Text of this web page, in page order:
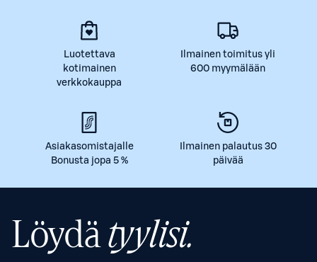
Luotettava
kotimainen
verkkokauppa
Ilmainen toimitus yli
600 myymälään
Asiakasomistajalle
Bonusta jopa 5 %
Ilmainen palautus 30
päivää
Löydätyylisi.